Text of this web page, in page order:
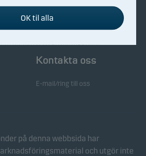
Nyhetsarkiv
Kontakta oss
E-mail/ring till oss
på denna webbsida har
och utgör inte
cookies
hjälper till att få vår webbplats
att aktivera grundläggande
sidnavigering och tillgång till säkra
de påverkar hur sidorna visas.
OK til alla